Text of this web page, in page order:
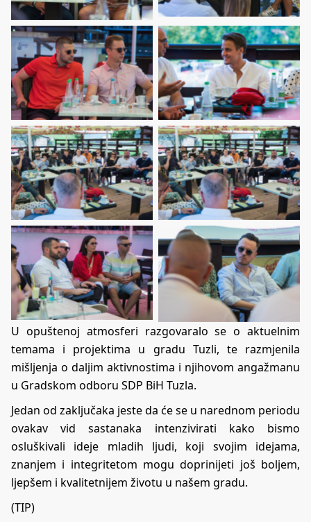
U opuštenoj atmosferi razgovaralo se o aktuelnim
temama i projektima u gradu Tuzli, te razmjenila
mišljenja o daljim aktivnostima i njihovom angažmanu
u Gradskom odboru SDP BiH Tuzla.
Jedan od zaključaka jeste da će se u narednom periodu
ovakav vid sastanaka intenzivirati kako bismo
osluškivali ideje mladih ljudi, koji svojim idejama,
znanjem i integritetom mogu doprinijeti još boljem,
ljepšem i kvalitetnijem životu u našem gradu.
(TIP)